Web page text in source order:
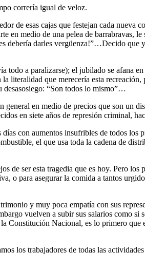
correría igual de veloz.
de esas cajas que festejan cada nueva
en medio de una pelea de barrabravas,
debería darles vergüenza!”…Decido que
todo a paralizarse); el jubilado se afana
literalidad que merecería esta recreación,
desasosiego: “Son todos lo mismo”…
en medio de precios que son un
en siete años de represión criminal,
con aumentos insufribles de todos los
el que usa toda la cadena de
de ser esta tragedia que es hoy. Pero los
o para asegurar la comida a tantos
y muy poca empatía con sus
vuelven a subir sus salarios como si
Constitución Nacional, es lo primero que
los trabajadores de todas las